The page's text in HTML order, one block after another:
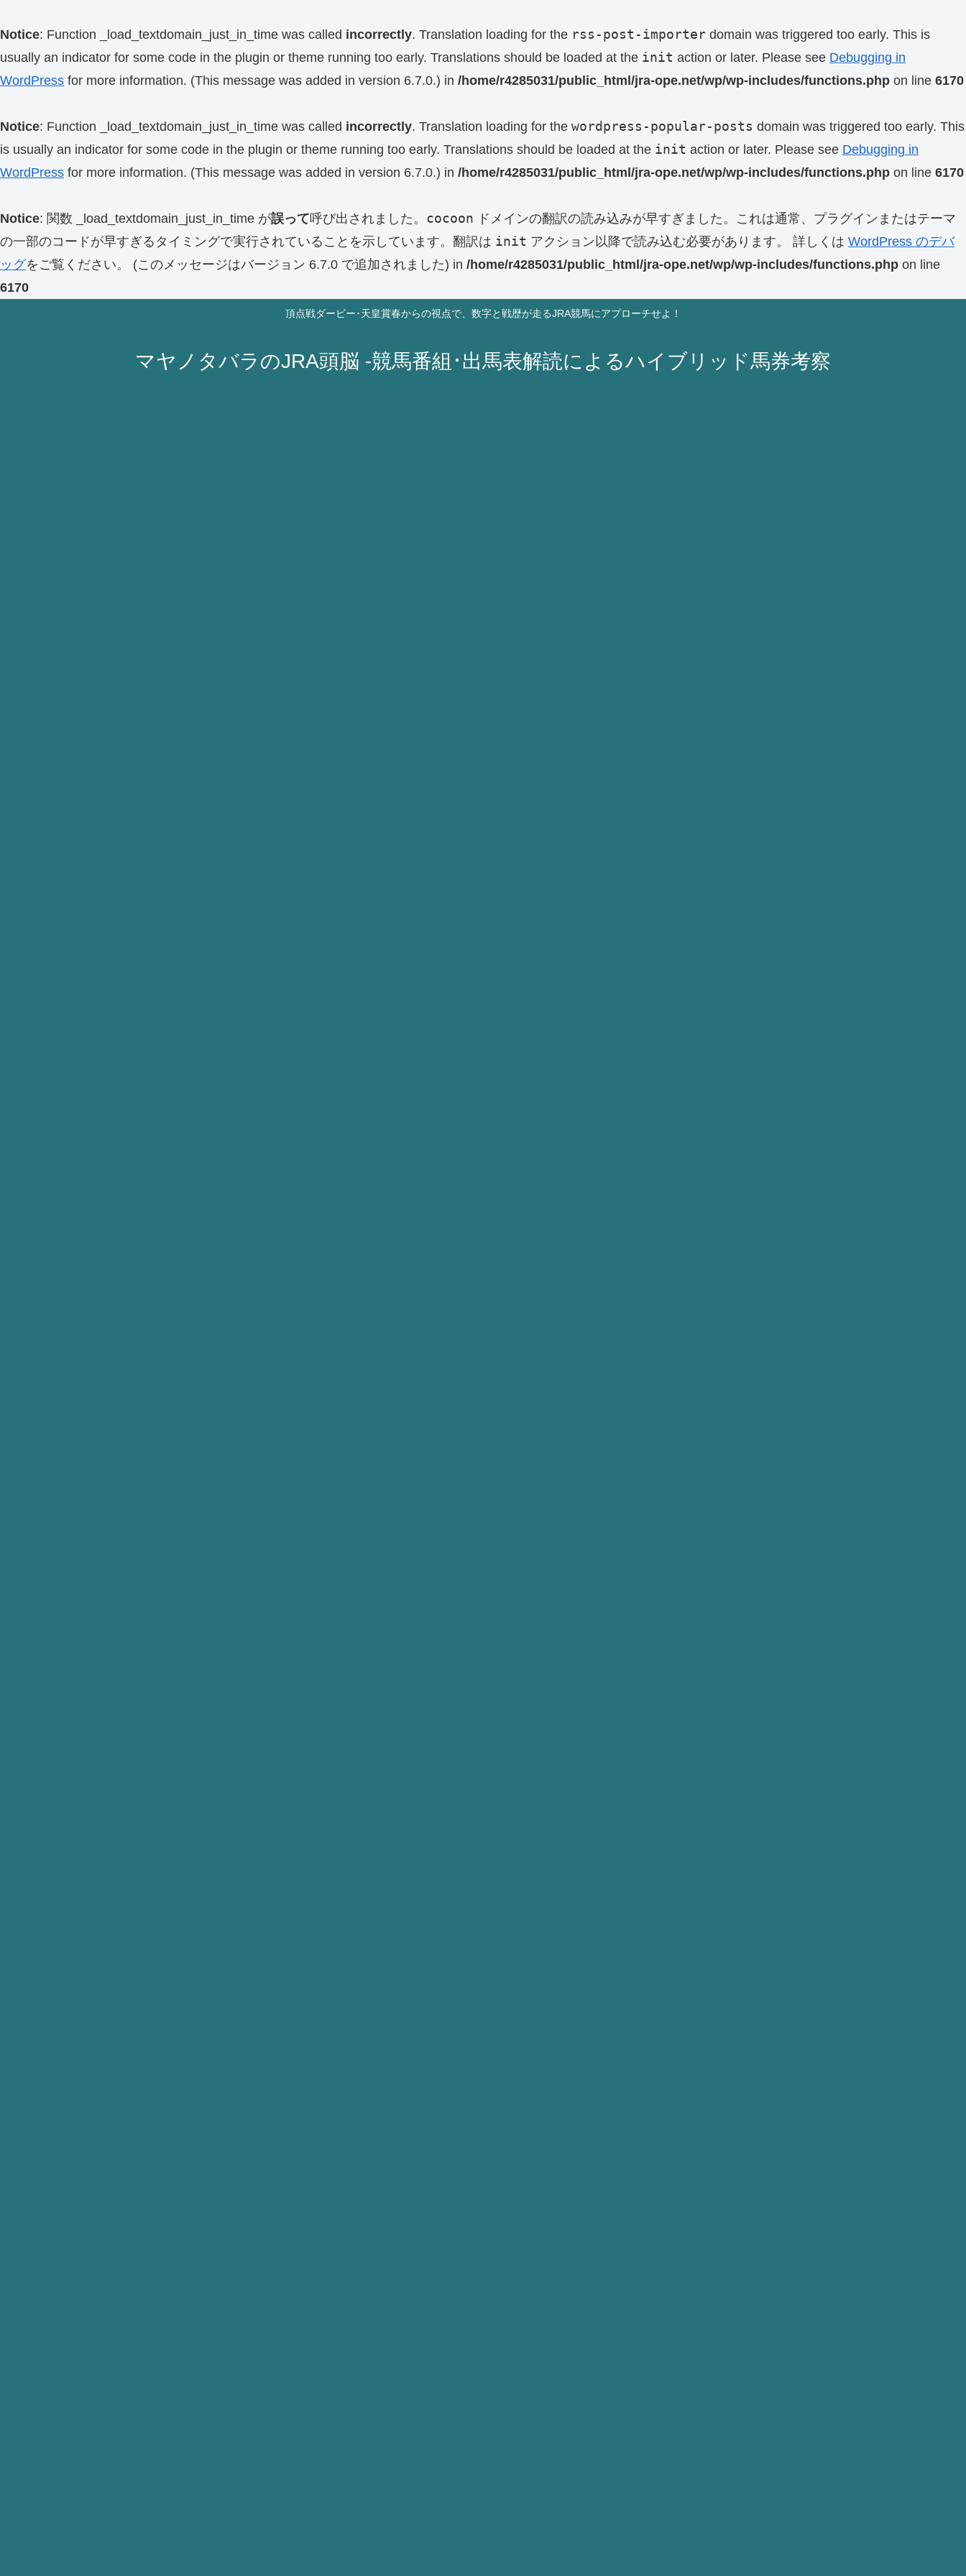
Notice: Function _load_textdomain_just_in_time was called incorrectly. Translation loading for the rss-post-importer domain was triggered too early. This is
usually an indicator for some code in the plugin or theme running too early. Translations should be loaded at the init action or later. Please see Debugging in
WordPress for more information. (This message was added in version 6.7.0.) in /home/r4285031/public_html/jra-ope.net/wp/wp-includes/functions.php on line 6170
Notice: Function _load_textdomain_just_in_time was called incorrectly. Translation loading for the wordpress-popular-posts domain was triggered too early. This
is usually an indicator for some code in the plugin or theme running too early. Translations should be loaded at the init action or later. Please see Debugging in
WordPress for more information. (This message was added in version 6.7.0.) in /home/r4285031/public_html/jra-ope.net/wp/wp-includes/functions.php on line 6170
Notice: 関数 _load_textdomain_just_in_time が誤って呼び出されました。 cocoon ドメインの翻訳の読み込みが早すぎました。これは通常、プラグインまたはテーマ
の一部のコードが早すぎるタイミングで実行されていることを示しています。翻訳は init アクション以降で読み込む必要があります。 詳しくは WordPress のデバ
ッグをご覧ください。 (このメッセージはバージョン 6.7.0 で追加されました) in /home/r4285031/public_html/jra-ope.net/wp/wp-includes/functions.php on line
6170
頂点戦ダービー･天皇賞春からの視点で、数字と戦歴が走るJRA競馬にアプローチせよ！
マヤノタバラのJRA頭脳 -競馬番組･出馬表解読によるハイブリッド馬券考察